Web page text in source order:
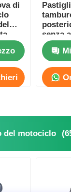
di
senza
del motociclo